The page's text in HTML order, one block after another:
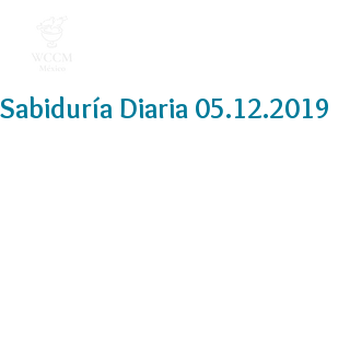
Sabiduría Diaria 05.12.2019